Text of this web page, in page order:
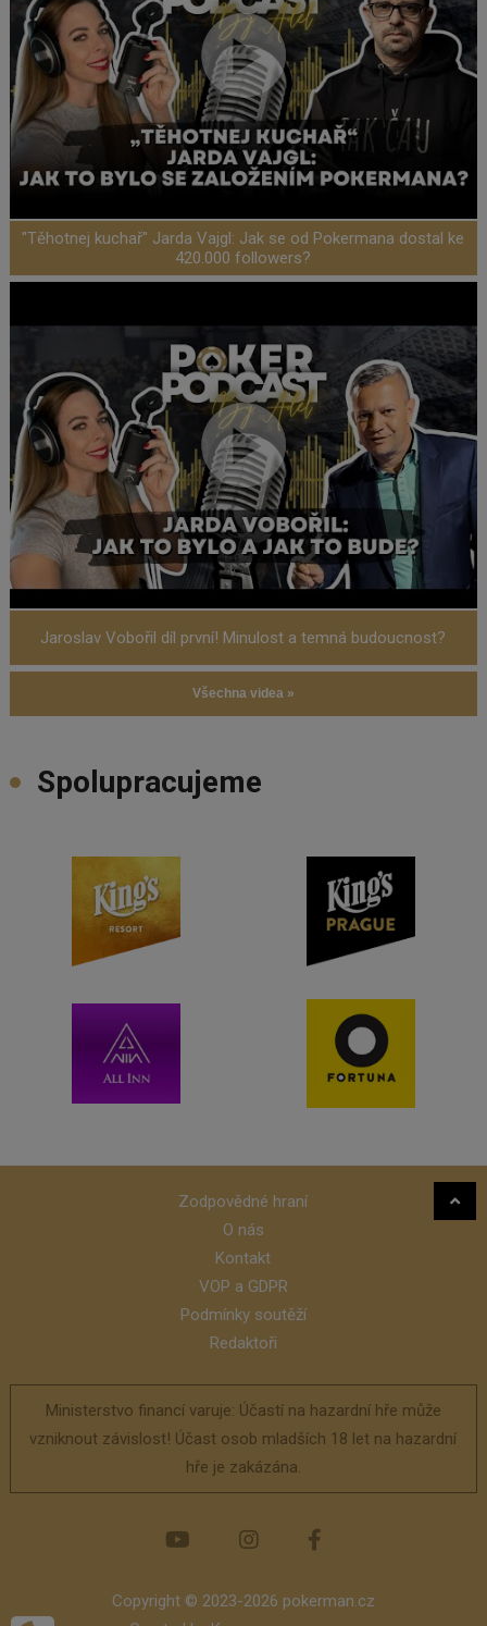
"Těhotnej kuchař" Jarda Vajgl: Jak se od Pokermana dostal ke
420.000 followers?
Jaroslav Vobořil díl první! Minulost a temná budoucnost?
Všechna videa »
Spolupracujeme
Zodpovědné hraní
O nás
Kontakt
VOP a GDPR
Podmínky soutěží
Redaktoři
Ministerstvo financí varuje: Účastí na hazardní hře může
vzniknout závislost! Účast osob mladších 18 let na hazardní
hře je zakázána.
Copyright © 2023-2026 pokerman.cz